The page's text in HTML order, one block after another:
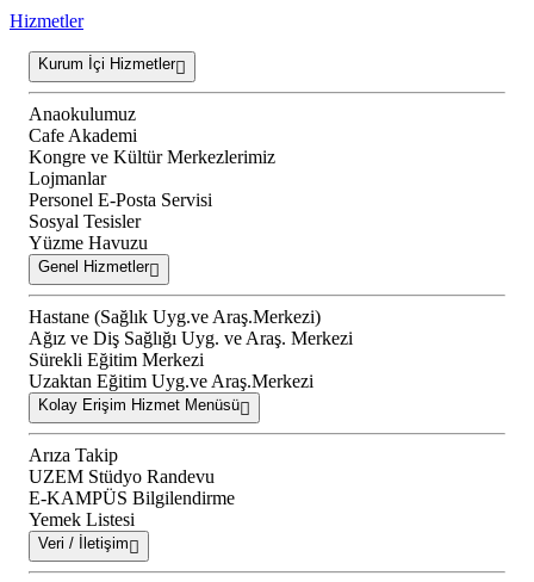
Hizmetler
Kurum İçi Hizmetler
Anaokulumuz
Cafe Akademi
Kongre ve Kültür Merkezlerimiz
Lojmanlar
Personel E-Posta Servisi
Sosyal Tesisler
Yüzme Havuzu
Genel Hizmetler
Hastane (Sağlık Uyg.ve Araş.Merkezi)
Ağız ve Diş Sağlığı Uyg. ve Araş. Merkezi
Sürekli Eğitim Merkezi
Uzaktan Eğitim Uyg.ve Araş.Merkezi
Kolay Erişim Hizmet Menüsü
Arıza Takip
UZEM Stüdyo Randevu
E-KAMPÜS Bilgilendirme
Yemek Listesi
Veri / İletişim